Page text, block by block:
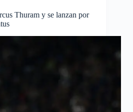
Thuram y se lanzan por